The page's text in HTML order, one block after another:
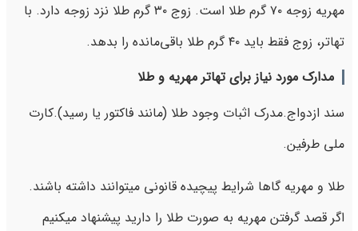
مهریه زوجه ۷۰ گرم طلا است. زوج ۳۰ گرم طلا نزد زوجه دارد. با
تهاتر، زوج فقط باید ۴۰ گرم طلا باقی‌مانده را بدهد.
مدارک مورد نیاز برای تهاتر مهریه و طلا
سند ازدواج.مدرک اثبات وجود طلا (مانند فاکتور یا رسید).کارت
ملی طرفین.
طلا و مهریه گاها شرایط پیچیده قانونی میتوانند داشته باشند.
اگر قصد گرفتن مهریه به صورت طلا را دارید پیشنهاد میکنیم